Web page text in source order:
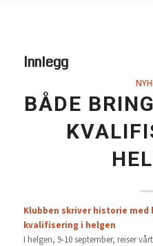
Innlegg
BÅDE
Klubben skriver historie med
kvalifisering i helgen
I helgen, 9-10 september, reiser